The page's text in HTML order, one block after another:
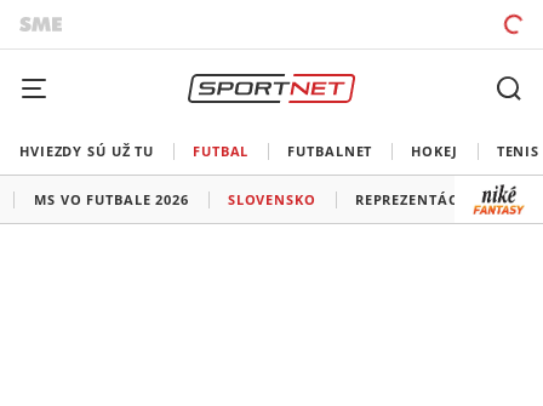
HVIEZDY SÚ UŽ TU FUTBAL FUTBALNET HOKEJ TENIS
MS VO FUTBALE 2026 SLOVENSKO REPREZENTÁCIE